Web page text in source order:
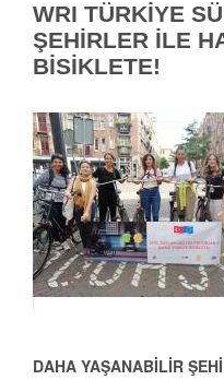
WRI TÜRKİYE
ŞEHİRLER İLE
BİSİKLETE!
DAHA YAŞANABİLİR